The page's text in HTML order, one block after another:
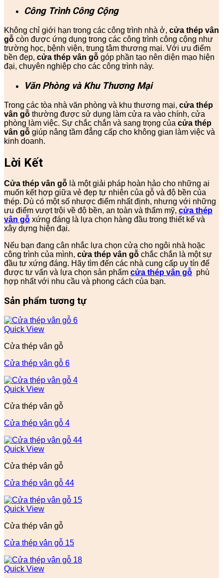
Công Trình Công Cộng
Không chỉ giới hạn trong các công trình nhà ở, cửa thép vân
gỗ còn được ứng dụng trong các công trình công cộng như
trường học, bệnh viện, trung tâm thương mại. Với ưu điểm
bền đẹp, cửa thép vân gỗ góp phần tạo nên diện mạo hiện
đại, chuyên nghiệp cho các công trình này.
Văn Phòng và Khu Thương Mại
Trong các tòa nhà văn phòng và khu thương mại, cửa thép
vân gỗ thường được sử dụng làm cửa ra vào chính, cửa
phòng làm việc. Sự chắc chắn và sang trọng của cửa thép
vân gỗ giúp nâng tầm đẳng cấp cho không gian làm việc và
kinh doanh.
Lời Kết
Cửa thép vân gỗ là một giải pháp hoàn hảo cho những ai
muốn kết hợp giữa vẻ đẹp tự nhiên của gỗ và độ bền của
thép. Dù có một số nhược điểm nhất định, nhưng với những
ưu điểm vượt trội về độ bền, an toàn và thẩm mỹ, cửa thép
vân gỗ xứng đáng là lựa chọn hàng đầu trong thiết kế và
xây dựng hiện đại.
Nếu bạn đang cân nhắc lựa chọn cửa cho ngôi nhà hoặc
công trình của mình, cửa thép vân gỗ chắc chắn là một sự
đầu tư xứng đáng. Hãy tìm đến các nhà cung cấp uy tín để
được tư vấn và lựa chọn sản phẩm cửa thép vân gỗ phù
hợp nhất với nhu cầu và phong cách của bạn.
Sản phẩm tương tự
Quick View
Cửa thép vân gỗ
Cửa thép vân gỗ 6
Quick View
Cửa thép vân gỗ
Cửa thép vân gỗ 4
Quick View
Cửa thép vân gỗ
Cửa thép vân gỗ 44
Quick View
Cửa thép vân gỗ
Cửa thép vân gỗ 15
Quick View